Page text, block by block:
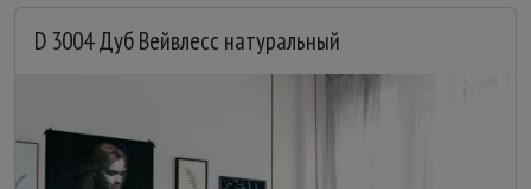
D 3004 Дуб Вейвлесс натуральный